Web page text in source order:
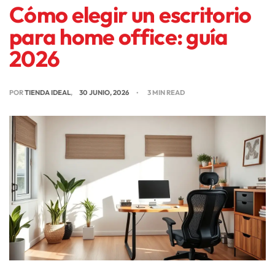
Cómo elegir un escritorio
para home office: guía
2026
PORTIENDA IDEAL 30 JUNIO, 2026 3 MIN READ